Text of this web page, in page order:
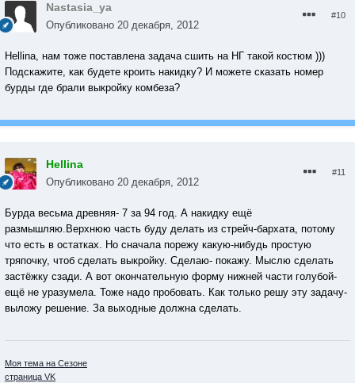
Nastasia_ya
Опубликовано 20 декабря, 2012
#10
Hellina, нам тоже поставлена задача сшить на НГ такой костюм )))
Подскажите, как будете кроить накидку? И можете сказать номер
бурды где брали выкройку комбеза?
Hellina
Опубликовано 20 декабря, 2012
#11
Бурда весьма древняя- 7 за 94 год. А накидку ещё
размышляю.Верхнюю часть буду делать из стрейч-бархата, потому
что есть в остатках. Но сначала порежу какую-нибудь простую
тряпочку, чтоб сделать выкройку. Сделаю- покажу. Мыслю сделать
застёжку сзади. А вот окончательную форму нижней части голубой-
ещё не уразумела. Тоже надо пробовать. Как только решу эту задачу-
выложу решение. За выходные должна сделать.
Моя тема на Сезоне
страница VK